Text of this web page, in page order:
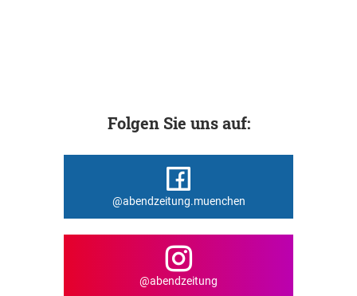
Folgen Sie uns auf:
@abendzeitung.muenchen
@abendzeitung